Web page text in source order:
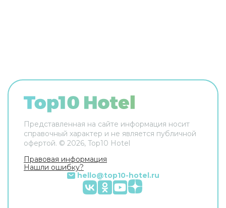
чайник.
Представленная на сайте информация носит
справочный характер и не является публичной
офертой. © 2026, Top10 Hotel
Правовая информация
Нашли ошибку?
hello@top10-hotel.ru